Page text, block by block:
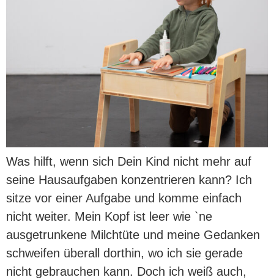
Was hilft, wenn sich Dein Kind nicht mehr auf
seine Hausaufgaben konzentrieren kann? Ich
sitze vor einer Aufgabe und komme einfach
nicht weiter. Mein Kopf ist leer wie `ne
ausgetrunkene Milchtüte und meine Gedanken
schweifen überall dorthin, wo ich sie gerade
nicht gebrauchen kann. Doch ich weiß auch,